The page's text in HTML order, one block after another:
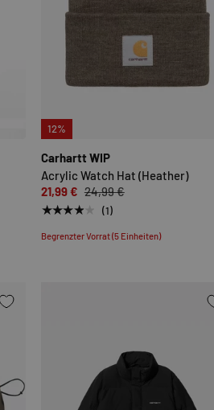
OPTIONEN AUSWÄHLEN
12%
Carhartt WIP
Acrylic Watch Hat (Heather)
21,99 € 24,99 €
★★★★★ (1)
Begrenzter Vorrat (5 Einheiten)